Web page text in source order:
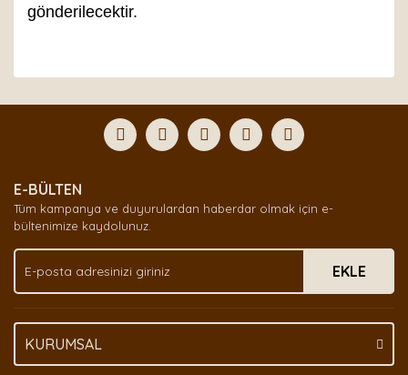
gönderilecektir.
Yorum Yaz
formunu kullanarak tarafımıza iletebilirsiniz.
Görüş ve önerileriniz için teşekkür ederiz.
Ürün açıklamasında eksik bilgiler bulunuyor.
Ürün bilgilerinde hatalar bulunuyor.
Ürün fiyatı diğer sitelerden daha pahalı.
Bu ürüne benzer farklı alternatifler olmalı.
E-BÜLTEN
Tüm kampanya ve duyurulardan haberdar olmak için e-
bültenimize kaydolunuz.
EKLE
KURUMSAL